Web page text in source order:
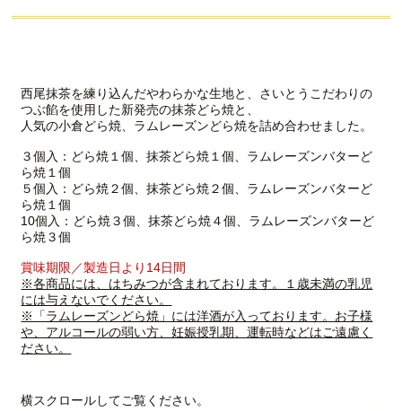
西尾抹茶を練り込んだやわらかな生地と、さいとうこだわりの
つぶ餡を使用した新発売の抹茶どら焼と、
人気の小倉どら焼、ラムレーズンどら焼を詰め合わせました。
３個入：どら焼１個、抹茶どら焼１個、ラムレーズンバターど
ら焼１個
５個入：どら焼２個、抹茶どら焼２個、ラムレーズンバターど
ら焼１個
10個入：どら焼３個、抹茶どら焼４個、ラムレーズンバターど
ら焼３個
賞味期限／製造日より14日間
※各商品には、はちみつが含まれております。１歳未満の乳児
には与えないでください。
※「ラムレーズンどら焼」には洋酒が入っております。お子様
や、アルコールの弱い方、妊娠授乳期、運転時などはご遠慮く
ださい。